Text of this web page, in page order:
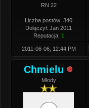
RN 22
Liczba postów: 340
Dołączył: Jan 2011
Reputacja: 1
2011-06-06, 12:44 PM
Chmielu
Młody